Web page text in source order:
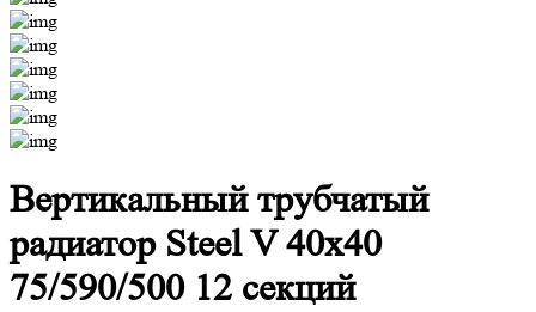
Вертикальный трубчатый
радиатор Steel V 40х40
75/590/500 12 секций